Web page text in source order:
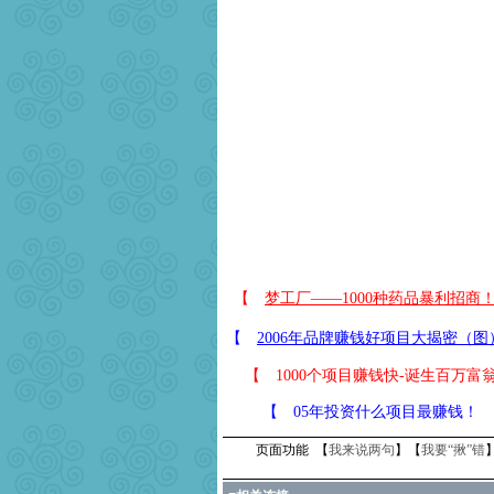
【 1000个项目赚钱快-诞生百万富
【 05年投资什么项目最赚钱！
页面功能 【我来说两句 】【我要“揪”错